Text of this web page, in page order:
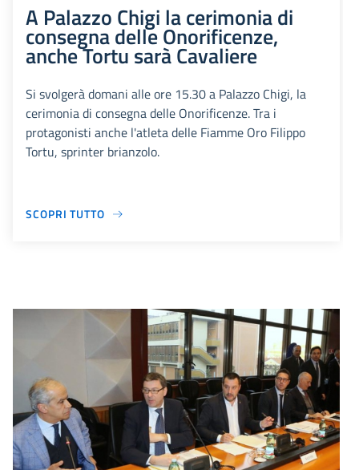
A Palazzo Chigi la cerimonia di
consegna delle Onorificenze,
anche Tortu sarà Cavaliere
Si svolgerà domani alle ore 15.30 a Palazzo Chigi, la
cerimonia di consegna delle Onorificenze. Tra i
protagonisti anche l'atleta delle Fiamme Oro Filippo
Tortu, sprinter brianzolo.
SCOPRI TUTTO